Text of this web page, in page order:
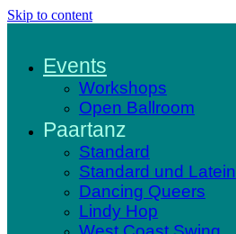
Skip to content
Events
Workshops
Open Ballroom
Paartanz
Standard
Standard und Latein
Dancing Queers
Lindy Hop